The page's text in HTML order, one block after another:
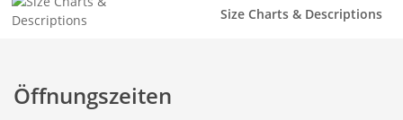
Size Charts & Descriptions
Öffnungszeiten